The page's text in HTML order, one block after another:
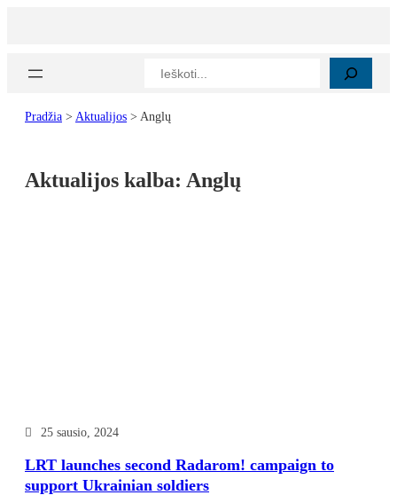
Paieška
Pradžia > Aktualijos > Anglų
Aktualijos kalba: Anglų
25 sausio, 2024
LRT launches second Radarom! campaign to
support Ukrainian soldiers